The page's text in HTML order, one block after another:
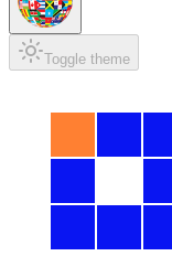
Toggle theme